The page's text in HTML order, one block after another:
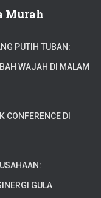
Murah
PUTIH TUBAN:
WAJAH DI MALAM
CONFERENCE DI
GULA